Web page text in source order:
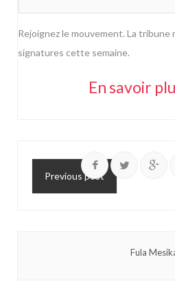
Rejoignez le mouvement. La
signatures cette semaine.
En savoir
Previous post
Fula